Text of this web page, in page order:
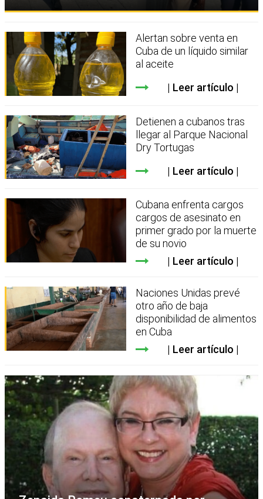
Alertan sobre venta en
Cuba de un líquido similar
al aceite
Leer artículo
Detienen a cubanos tras
llegar al Parque Nacional
Dry Tortugas
Leer artículo
Cubana enfrenta cargos
cargos de asesinato en
primer grado por la muerte
de su novio
Leer artículo
Naciones Unidas prevé
otro año de baja
disponibilidad de alimentos
en Cuba
Leer artículo